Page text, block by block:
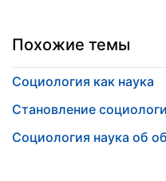
Похожие темы
Социология как наука
Становление
Социология наука об